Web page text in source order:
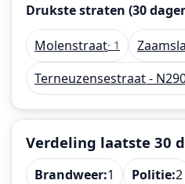
Drukste straten (30
Molenstraat· 1
Terneuzensestraat -
Verdeling laatste 30
Brandweer:1 Politie:2